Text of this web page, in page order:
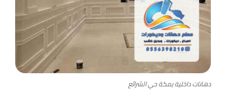
دهانات داخلية بمكة حي الشرائع